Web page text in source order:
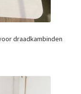
draadkambinden